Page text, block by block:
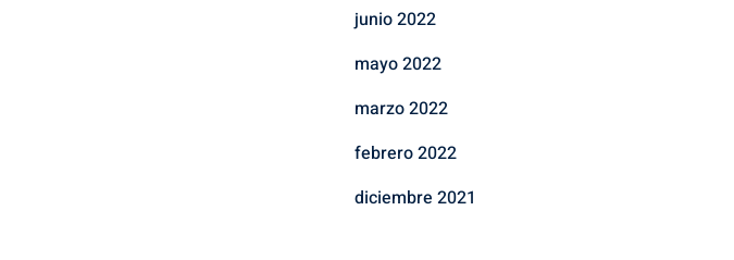
junio 2022
mayo 2022
marzo 2022
febrero 2022
diciembre 2021